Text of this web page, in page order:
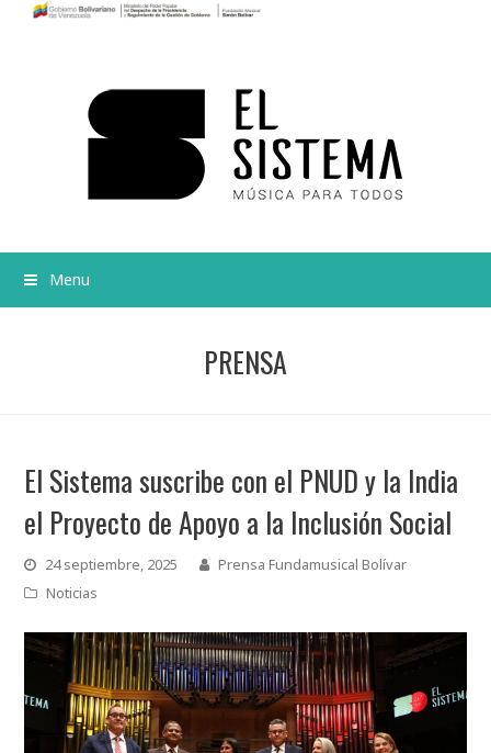
Menu
PRENSA
El Sistema suscribe con el PNUD y la India
el Proyecto de Apoyo a la Inclusión Social
24 septiembre, 2025
Prensa Fundamusical Bolívar
Noticias